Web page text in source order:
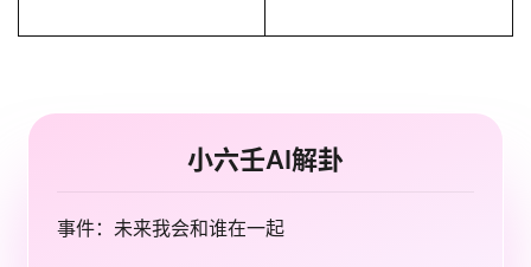
小六壬AI解卦
事件：未来我会和谁在一起